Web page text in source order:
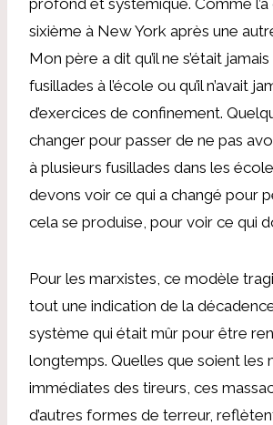
sixième à New York après une
Mon père a dit qu’il ne s’était
fusillades à l’école ou qu’il n’avait
d’exercices de confinement.
changer pour passer de ne pas
à plusieurs fusillades dans les
devons voir ce qui a changé pour
cela se produise, pour voir ce qui
Pour les marxistes, ce modèle
tout une indication de la
système qui était mûr pour être
longtemps. Quelles que soient les
immédiates des tireurs, ces
d’autres formes de terreur,